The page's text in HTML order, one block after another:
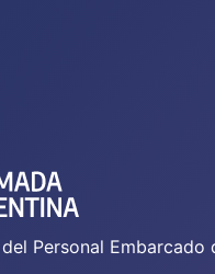
Personal Embarcado